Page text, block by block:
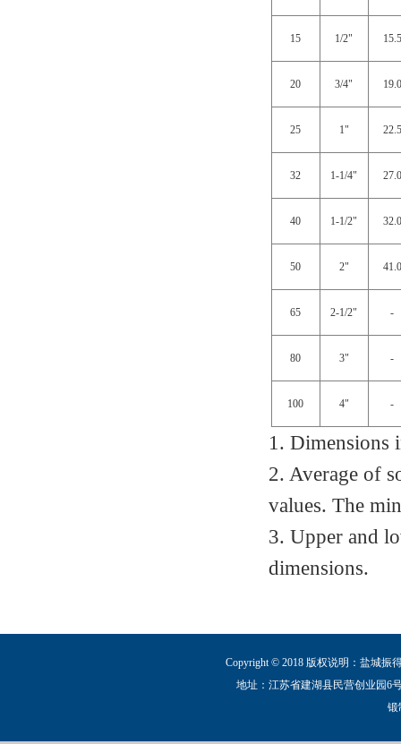
15 1/2" 15.5
20 3/4" 19.0
25 1" 22.5
32 1-1/4" 27.0
40 1-1/2" 32.0
50 2" 41.0
65 2-1/2" -
80 3" -
100 4" -
1. Dimensions
2. Average of
values. The
3. Upper and
dimensions.
Copyright © 2018 版权说明：盐城
地址：江苏省建湖县民营创业园6
锻